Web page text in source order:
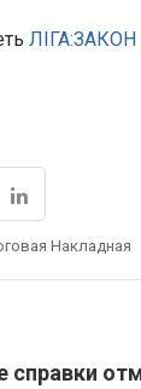
ЛІГА:ЗАКОН
Накладная
справки